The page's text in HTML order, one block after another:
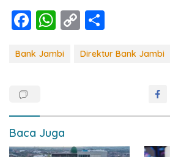
F
e
o
k
W
at
p
p
C
p
n
ar
Bank Jambi Direktur Bank Jambi
Baca Juga